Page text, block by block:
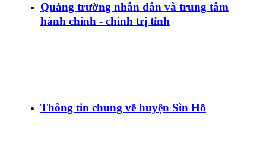
Quảng trường nhân dân và trung tâm
hành chính - chính trị tỉnh
Thông tin chung về huyện Sìn Hồ